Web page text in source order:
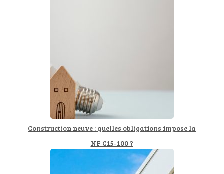
Construction neuve : quelles obligations impose la
NF C15-100 ?